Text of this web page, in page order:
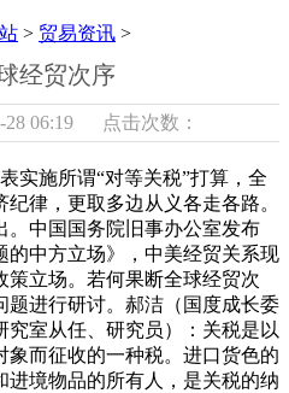
> 贸易资讯 >
经贸次序
28 06:19 点击次数：
施所谓“对等关税”打算，全
律，更取多边从义各走各路。
。中国国务院旧事办公室发布
的中方立场》，中美经贸关系现
策立场。若何果断全球经贸次
题进行研讨。郝洁（国度成长委
室从任、研究员）：关税是以
而征收的一种税。进口货色的
境物品的所有人，是关税的纳